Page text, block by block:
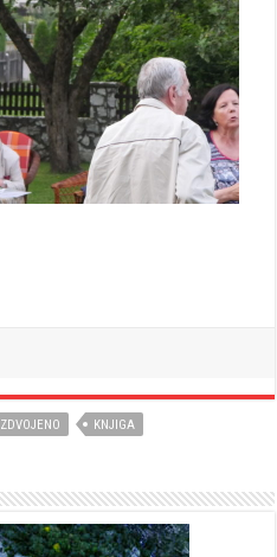
IZDVOJENO KNJIGA